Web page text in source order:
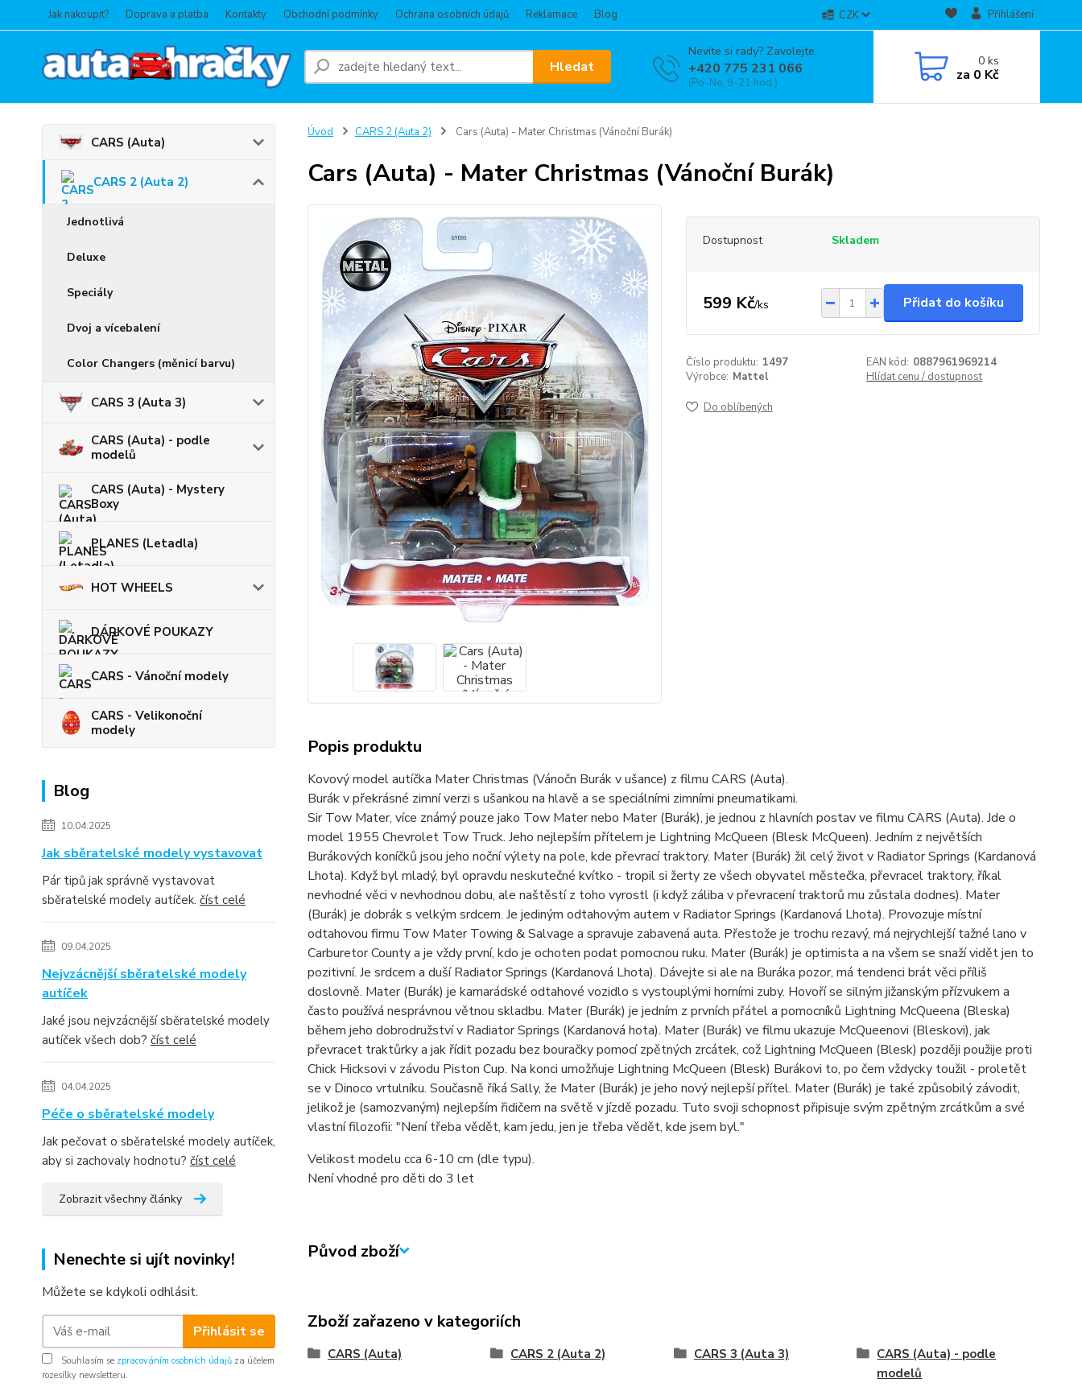
Jak nakoupit? Doprava a platba Kontakty Obchodní podmínky Ochrana osobních údajů Reklamace Blog CZK Přihlášení
Hledat
Nevíte si rady? Zavolejte.
+420 775 231 066
(Po-Ne, 9-21 hod.)
0ks
za 0 Kč
CARS (Auta)
CARS 2 (Auta 2)
Jednotlivá
Deluxe
Speciály
Dvoj a vícebalení
Color Changers (měnicí barvu)
CARS 3 (Auta 3)
CARS (Auta) - podle
modelů
CARS (Auta) - Mystery
Boxy
PLANES (Letadla)
HOT WHEELS
DÁRKOVÉ POUKAZY
CARS - Vánoční modely
CARS - Velikonoční
modely
Blog
10.04.2025
Jak sběratelské modely vystavovat
Pár tipů jak správně vystavovat
sběratelské modely autíček. číst celé
09.04.2025
Nejvzácnější sběratelské modely
autíček
Jaké jsou nejvzácnější sběratelské modely
autíček všech dob? číst celé
04.04.2025
Péče o sběratelské modely
Jak pečovat o sběratelské modely autíček,
aby si zachovaly hodnotu? číst celé
Zobrazit všechny články
Nenechte si ujít novinky!
Můžete se kdykoli odhlásit.
Přihlásit se
Souhlasím se zpracováním osobních údajů za účelem
rozesílky newsletteru.
Úvod CARS 2 (Auta 2) Cars (Auta) - Mater Christmas (Vánoční Burák)
Cars (Auta) - Mater Christmas (Vánoční Burák)
Dostupnost Skladem
599 Kč/ks Přidat do košíku
Číslo produktu: 1497 EAN kód: 0887961969214
Výrobce: Mattel Hlídat cenu / dostupnost
Do oblíbených
Popis produktu
Kovový model autíčka Mater Christmas (Vánočn Burák v ušance) z filmu CARS (Auta).
Burák v překrásné zimní verzi s ušankou na hlavě a se speciálními zimními pneumatikami.
Sir Tow Mater, více známý pouze jako Tow Mater nebo Mater (Burák), je jednou z hlavních postav ve filmu CARS (Auta). Jde o
model 1955 Chevrolet Tow Truck. Jeho nejlepším přítelem je Lightning McQueen (Blesk McQueen). Jedním z největších
Burákových koníčků jsou jeho noční výlety na pole, kde převrací traktory. Mater (Burák) žil celý život v Radiator Springs (Kardanová
Lhota). Když byl mladý, byl opravdu neskutečné kvítko - tropil si žerty ze všech obyvatel městečka, převracel traktory, říkal
nevhodné věci v nevhodnou dobu, ale naštěstí z toho vyrostl (i když záliba v převracení traktorů mu zůstala dodnes). Mater
(Burák) je dobrák s velkým srdcem. Je jediným odtahovým autem v Radiator Springs (Kardanová Lhota). Provozuje místní
odtahovou firmu Tow Mater Towing & Salvage a spravuje zabavená auta. Přestože je trochu rezavý, má nejrychlejší tažné lano v
Carburetor County a je vždy první, kdo je ochoten podat pomocnou ruku. Mater (Burák) je optimista a na všem se snaží vidět jen to
pozitivní. Je srdcem a duší Radiator Springs (Kardanová Lhota). Dávejte si ale na Buráka pozor, má tendenci brát věci příliš
doslovně. Mater (Burák) je kamarádské odtahové vozidlo s vystouplými horními zuby. Hovoří se silným jižanským přízvukem a
často používá nesprávnou větnou skladbu. Mater (Burák) je jedním z prvních přátel a pomocníků Lightning McQueena (Bleska)
během jeho dobrodružství v Radiator Springs (Kardanová hota). Mater (Burák) ve filmu ukazuje McQueenovi (Bleskovi), jak
převracet traktůrky a jak řídit pozadu bez bouračky pomocí zpětných zrcátek, což Lightning McQueen (Blesk) později použije proti
Chick Hicksovi v závodu Piston Cup. Na konci umožňuje Lightning McQueen (Blesk) Burákovi to, po čem vždycky toužil - proletět
se v Dinoco vrtulníku. Současně říká Sally, že Mater (Burák) je jeho nový nejlepší přítel. Mater (Burák) je také způsobilý závodit,
jelikož je (samozvaným) nejlepším řidičem na světě v jízdě pozadu. Tuto svoji schopnost připisuje svým zpětným zrcátkům a své
vlastní filozofii: "Není třeba vědět, kam jedu, jen je třeba vědět, kde jsem byl."
Velikost modelu cca 6-10 cm (dle typu).
Není vhodné pro děti do 3 let
Původ zboží
Zboží zařazeno v kategoriích
CARS (Auta) CARS 2 (Auta 2) CARS 3 (Auta 3)
CARS (Auta) - podle
modelů